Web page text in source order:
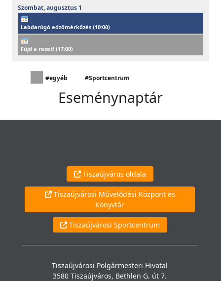
Szombat,augusztus 1
Labdarúgó edzőmérkőzés (10:00)
Fújd a rezet! (17:00)
#egyéb #Sportcentrum
Eseménynaptár
Tiszaújváros oldala
Tiszaújvárosi Művelődési Központ és
Könyvtár
Tiszaújvárosi Sportcentrum
Tiszaújvárosi Polgármesteri Hivatal
3580 Tiszaújváros, Bethlen G. út 7.